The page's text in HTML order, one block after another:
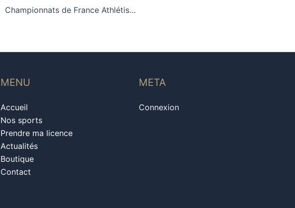
Championnats de France Athlétisme Indoor
MENU
Accueil
Nos sports
Prendre ma licence
Actualités
Boutique
Contact
META
Connexion